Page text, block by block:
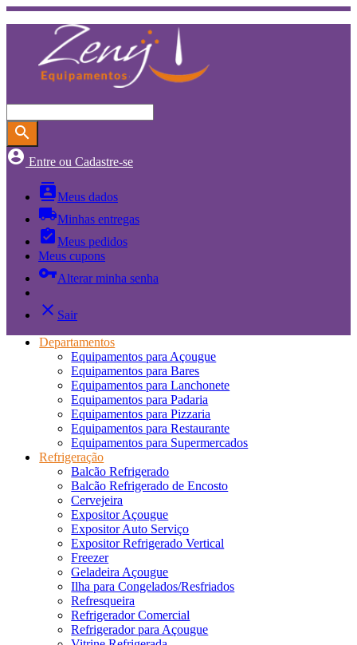
search
account_circle Entre ou Cadastre-se
contactsMeus dados
local_shippingMinhas entregas
assignment_turned_inMeus pedidos
Meus cupons
vpn_keyAlterar minha senha
close Sair
Departamentos
Equipamentos para Açougue
Equipamentos para Bares
Equipamentos para Lanchonete
Equipamentos para Padaria
Equipamentos para Pizzaria
Equipamentos para Restaurante
Equipamentos para Supermercados
Refrigeração
Balcão Refrigerado
Balcão Refrigerado de Encosto
Cervejeira
Expositor Açougue
Expositor Auto Serviço
Expositor Refrigerado Vertical
Freezer
Geladeira Açougue
Ilha para Congelados/Resfriados
Refresqueira
Refrigerador Comercial
Refrigerador para Açougue